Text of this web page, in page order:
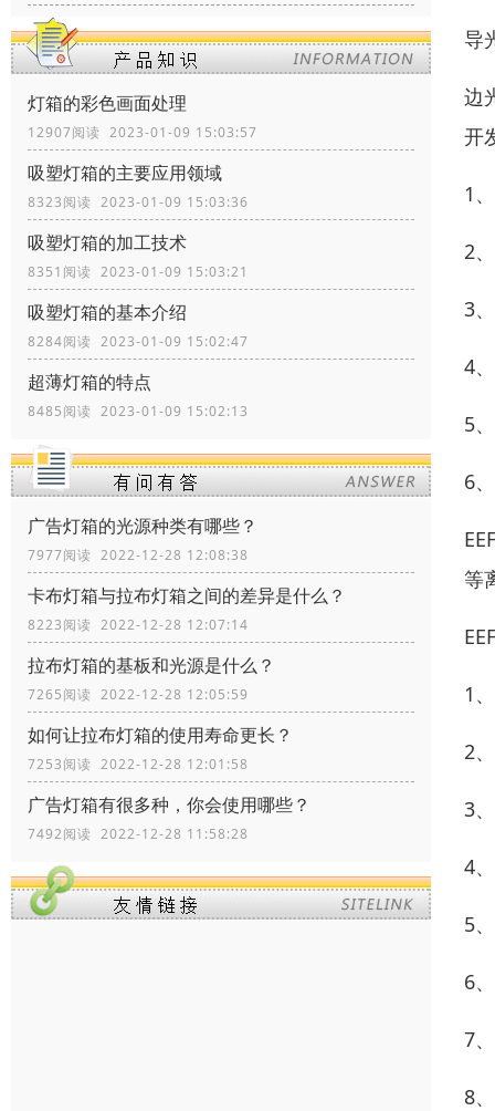
灯箱的彩色画面处理
12907阅读 2023-01-09 15:03:57
吸塑灯箱的主要应用领域
8323阅读 2023-01-09 15:03:36
吸塑灯箱的加工技术
8351阅读 2023-01-09 15:03:21
吸塑灯箱的基本介绍
8284阅读 2023-01-09 15:02:47
超薄灯箱的特点
8485阅读 2023-01-09 15:02:13
广告灯箱的光源种类有哪些？
7977阅读 2022-12-28 12:08:38
卡布灯箱与拉布灯箱之间的差异是什么？
8223阅读 2022-12-28 12:07:14
拉布灯箱的基板和光源是什么？
7265阅读 2022-12-28 12:05:59
如何让拉布灯箱的使用寿命更长？
7253阅读 2022-12-28 12:01:58
广告灯箱有很多种，你会使用哪些？
7492阅读 2022-12-28 11:58:28
导
边
开
1
2
3
4
5
6
等
1
2
3
4
5
6
7
8